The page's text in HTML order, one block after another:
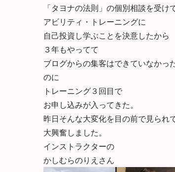
「タヨナの法則」の個別相談を受け
アビリティ・トレーニングに
自己投資し学ぶことを決意したから
３年もやってて
ブログからの集客はできていなかっ
のに
トレーニング３回目で
お申し込みが入ってきた。
昨日そんな大変化を目の前で見られ
大興奮しました。
インストラクターの
かしむらのりえさん